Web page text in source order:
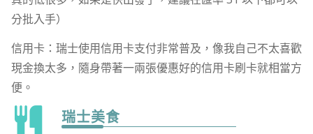
分批入手）
信用卡：瑞士使用信用卡支付非常普及，像我自己不太喜歡
現金換太多，隨身帶著一兩張優惠好的信用卡刷卡就相當方
便。
瑞士美食